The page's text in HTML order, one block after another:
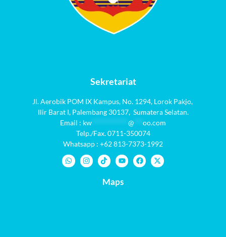
Sekretariat
Jl. Aerobik POM IX Kampus, No. 1294, Lorok Pakjo,
Ilir Barat I, Palembang 30137, Sumatera Selatan.
Email : kw @
oo.com
Telp./Fax. 0711-350074
Whatsapp : +62 813-7373-1992
Maps